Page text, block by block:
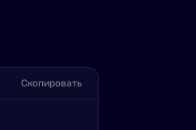
Скопировать